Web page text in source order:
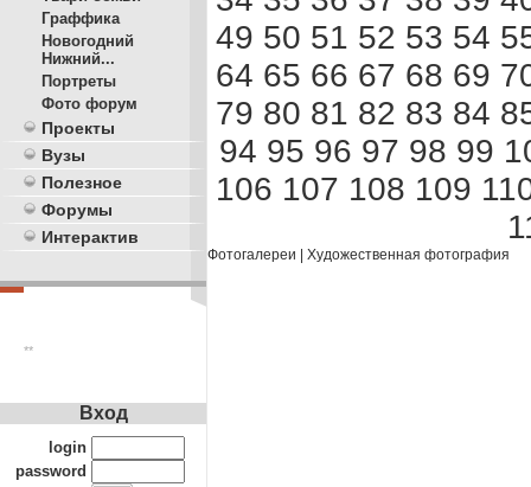
Граффика
Новогодний
Нижний...
Портреты
Фото форум
Проекты
Вузы
Полезное
Форумы
Интерактив
**
49 50 51 52 53 54
64 65 66 67 68 69
79 80 81 82 83 84
94 95 96 97 98 99
106 107 108 109
Фотогалереи Художественная фотография
Вход
login
password